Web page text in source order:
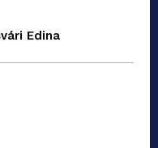
Edina